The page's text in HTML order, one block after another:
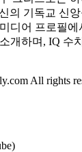
의 기독교 신
디어 프로필
개하며, IQ 수
All rights